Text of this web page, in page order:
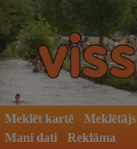
Meklēt kartē Meklētājs
Mani dati
Reklāma